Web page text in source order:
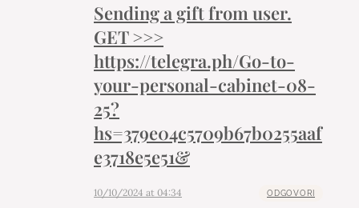
Sending a gift from user.
GET >>>
https://telegra.ph/Go-to-
your-personal-cabinet-08-
25?
hs=379e04c5709b67b0255aaf
e3718e5e51&
10/10/2024 at 04:34 ODGOVORI